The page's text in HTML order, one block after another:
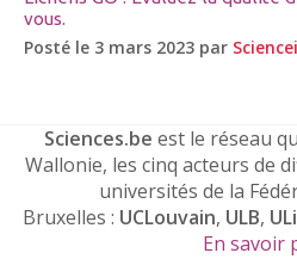
vous.
Posté le 3 mars 2023 par
Sciences.be est le réseau
Wallonie, les cinq acteurs de
universités de la
Bruxelles : UCLouvain, ULB,
En savoir